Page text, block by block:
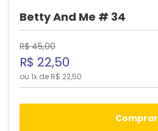
Betty And Me # 34
R$ 45,00
R$ 22,50
ou 1x de R$ 22,50
comprar